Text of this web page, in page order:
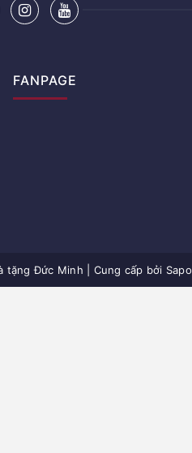
FANPAGE
tặng Đức Minh Cung cấp bởi Sapo